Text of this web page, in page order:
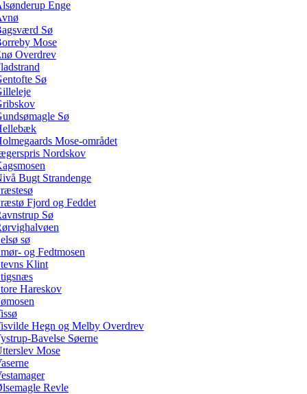
Enge
Sø
Mose
Overdrev
Sø
Sø
Mose-området
Nordskov
Bugt Strandenge
Fjord og Feddet
Sø
sø
og Fedtmosen
Klint
Hareskov
Hegn og Melby Overdrev
Bavelse Søerne
Mose
Revle